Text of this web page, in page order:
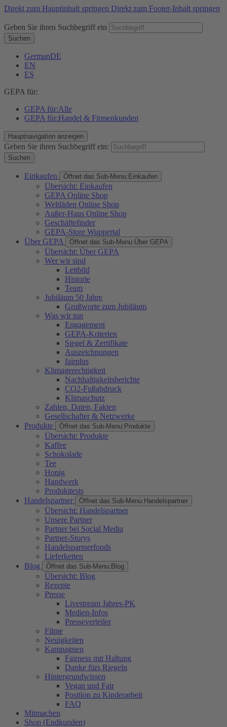
Direkt zum Hauptinhalt springen Direkt zum Footer-Inhalt springen
Geben Sie ihren Suchbegriff ein
Suchen
GermanDE
EN
ES
GEPA für:
GEPA für:Alle
GEPA für:Handel & Firmenkunden
Hauptnavigation anzeigen
Geben Sie ihren Suchbegriff ein:
Suchen
Einkaufen Öffnet das Sub-Menu: Einkaufen
Übersicht: Einkaufen
GEPA Online Shop
Weltläden Online Shop
Außer-Haus Online Shop
Geschäftefinder
GEPA-Store Wuppertal
Über GEPA
Öffnet das Sub-Menu:Über GEPA
Übersicht: Über GEPA
Wer wir sind
Leitbild
Historie
Team
Jubiläum 50 Jahre
Grußworte zum Jubiläum
Was wir tun
Engagement
GEPA-Kriterien
Siegel & Zertifikate
Auszeichnungen
fairplus
Klimagerechtigkeit
Nachhaltigkeitsberichte
CO2-Fußabdruck
Klimaschutz
Zahlen, Daten, Fakten
Gesellschafter & Netzwerke
Produkte
Öffnet das Sub-Menu: Produkte
Übersicht: Produkte
Kaffee
Schokolade
Tee
Honig
Handwerk
Produkttests
Handelspartner
Öffnet das Sub-Menu: Handelspartner
Übersicht: Handelspartner
Unsere Partner
Partner bei Social Media
Partner-Storys
Handelspartnerfonds
Lieferketten
Blog
Öffnet das Sub-Menu: Blog
Übersicht: Blog
Rezepte
Presse
Livestream Jahres-PK
Medien-Infos
Presseverteiler
Filme
Neuigkeiten
Kampagnen
Fairness mit Haltung
Danke fürs Riegeln
Hintergrundwissen
Vegan und Fair
Position zu Kinderarbeit
FAQ
Mitmachen
Shop (Endkunden)